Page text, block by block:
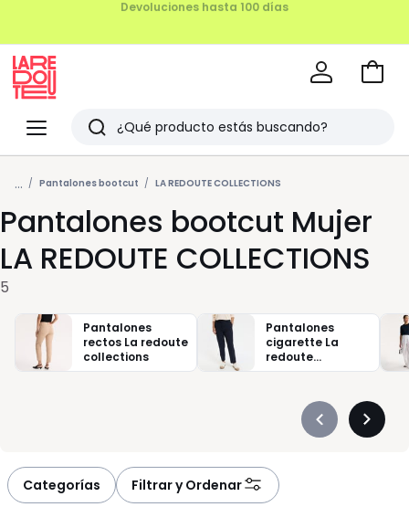
Menu
Redoute
Buscar
Últimos
artículos
vistos
Ir
... Pantalones bootcut LA REDOUTE COLLECTIONS
Pantalones bootcut Mujer
LA REDOUTE COLLECTIONS
5
Pantalones
rectos La redoute
collections
Pantalones
cigarette La
redoute
collections
Précédent
Categorías Filtrar y Ordenar